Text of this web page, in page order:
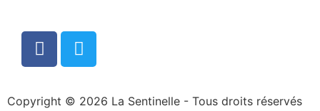
Copyright © 2026 La Sentinelle - Tous droits réservés